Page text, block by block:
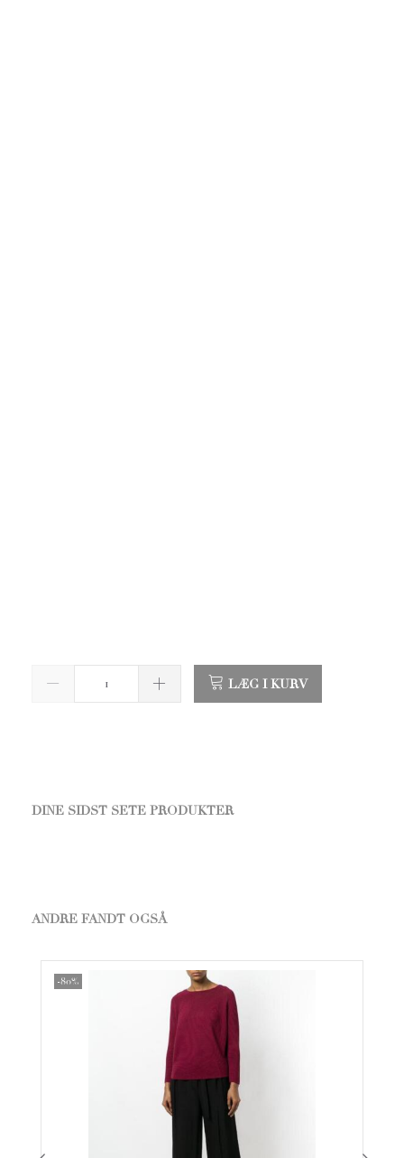
LÆG I KURV
DINE SIDST SETE PRODUKTER
ANDRE FANDT OGSÅ
-80%